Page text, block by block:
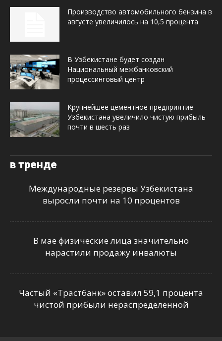
Производство автомобильного бензина в
августе увеличилось на 10,5 процента
В Узбекистане будет создан
Национальный межбанковский
процессинговый центр
Крупнейшее цементное предприятие
Узбекистана увеличило чистую прибыль
почти в шесть раз
в тренде
Международные резервы Узбекистана
выросли почти на 10 процентов
В мае физические лица значительно
нарастили продажу инвалюты
Частый «Трастбанк» оставил 59,1 процента
чистой прибыли нераспределенной